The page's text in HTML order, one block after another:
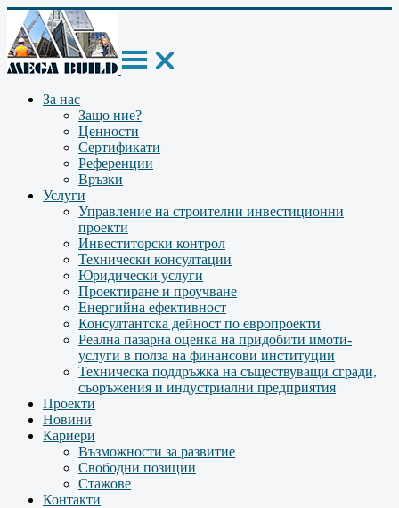
За нас
Защо ние?
Ценности
Сертификати
Референции
Връзки
Услуги
Управление на строителни инвестиционни
проекти
Инвеститорски контрол
Технически консултации
Юридически услуги
Проектиране и проучване
Енергийна ефективност
Консултантска дейност по европроекти
Реална пазарна оценка на придобити имоти-
услуги в полза на финансови институции
Техническа поддръжка на съществуващи сгради,
съоръжения и индустриални предприятия
Проекти
Новини
Кариери
Възможности за развитие
Свободни позиции
Стажове
Контакти